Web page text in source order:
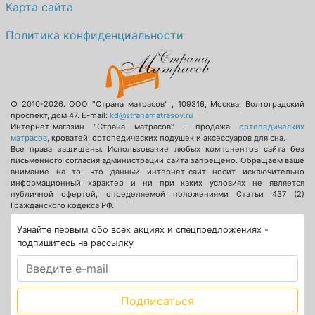
Карта сайта
Политика конфиденциальности
© 2010-2026.ООО "Страна матрасов" , 109316, Москва, Волгоградский
проспект, дом 47. E-mail: kd@stranamatrasov.ru
Интернет-магазин "Страна матрасов" - продажа ортопедических
матрасов, кроватей, ортопедических подушек и аксессуаров для сна.
Все права защищены. Использование любых компонентов сайта без
письменного согласия администрации сайта запрещено. Обращаем ваше
внимание на то, что данный интернет-сайт носит исключительно
информационный характер и ни при каких условиях не является
публичной офертой, определяемой положениями Статьи 437 (2)
Гражданского кодекса РФ.
Узнайте первым обо всех акциях и спецпредложениях -
подпишитесь на рассылку